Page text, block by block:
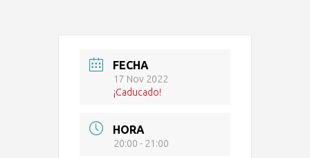
FECHA
17 Nov 2022
¡Caducado!
HORA
20:00 - 21:00